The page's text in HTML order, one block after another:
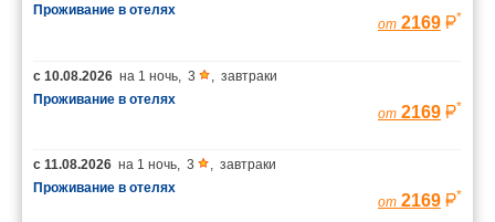
Проживание в отелях
от 2169 *
с 10.08.2026 на 1 ночь 3
завтраки
Проживание в отелях
от 2169 *
с 11.08.2026 на 1 ночь 3
завтраки
Проживание в отелях
от 2169 *